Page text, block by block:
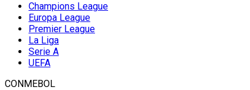
Champions League
Europa League
Premier League
La Liga
Serie A
UEFA
CONMEBOL